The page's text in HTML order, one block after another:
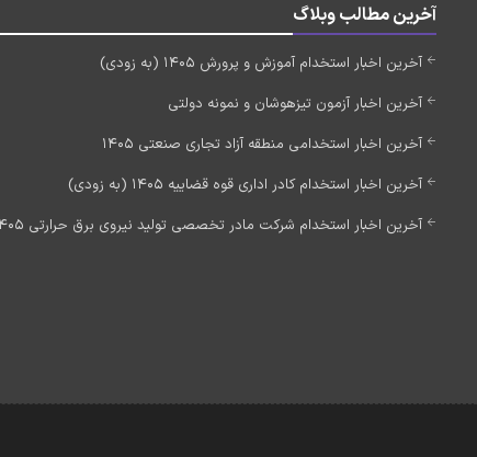
آخرین مطالب وبلاگ
آخرین اخبار استخدام آموزش و پرورش 1405 (به زودی)
آخرین اخبار آزمون تیزهوشان و نمونه دولتی
آخرین اخبار استخدامی منطقه آزاد تجاری صنعتی 1405
آخرین اخبار استخدام کادر اداری قوه قضاییه 1405 (به زودی)
آخرین اخبار استخدام شرکت مادر تخصصی تولید نیروی برق حرارتی 1405 (استخدام جدید)